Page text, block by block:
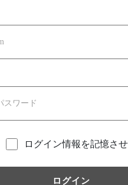
ログイン情報を記憶さ
ログイン